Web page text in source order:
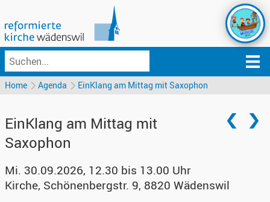
Home Agenda EinKlang am Mittag mit Saxophon
EinKlang am Mittag mit
Saxophon
Mi. 30.09.2026, 12.30 bis 13.00 Uhr
Kirche, Schönenbergstr. 9, 8820 Wädenswil